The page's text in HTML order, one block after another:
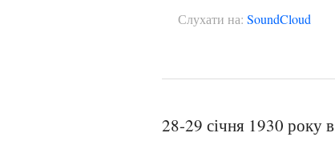
Слухати на: SoundCloud
28-29 січня 1930 року в